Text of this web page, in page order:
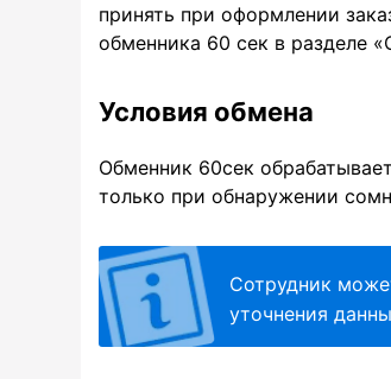
принять при оформлении
обменника 60 сек в разделе
Условия обмена
Обменник 60сек
только при обнаружении
Сотрудник
уточнения